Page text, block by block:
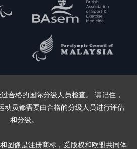
合格的国际分级人员检查。 请记住，
动员都需要由合格的分级人员进行评估
和分级。
图像是注册商标，受版权和欧盟共同体